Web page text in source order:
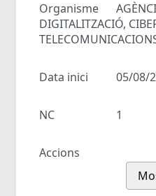
Organisme
DIGITALITZACIÓ,
Data inici 05/08/
NC 1
Accions